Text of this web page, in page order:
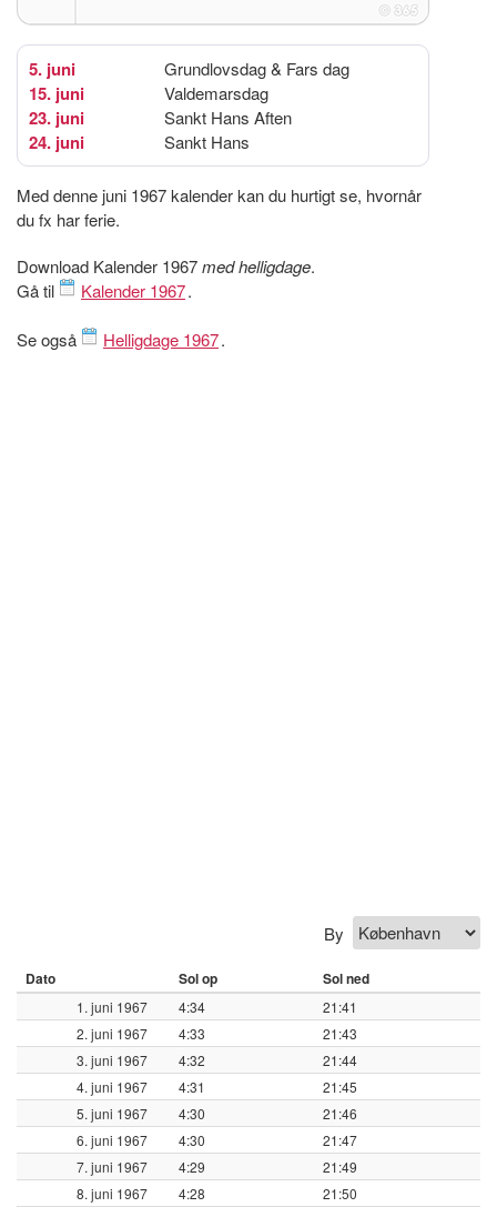
5. juni Grundlovsdag & Fars dag
15. juni Valdemarsdag
23. juni Sankt Hans Aften
24. juni Sankt Hans
Med denne juni 1967 kalender kan du hurtigt se, hvornår
du fx har ferie.
Download Kalender 1967med helligdage.
Gå til
Kalender 1967.
Se også Helligdage 1967.
By
Dato Sol op Sol ned
1. juni 1967 4:34
21:41
2. juni 1967
4:33
21:43
3. juni 1967
4:32
21:44
4. juni 1967
4:31
21:45
5. juni 1967
4:30
21:46
6. juni 1967
4:30
21:47
7. juni 1967
4:29
21:49
8. juni 1967
4:28 21:50